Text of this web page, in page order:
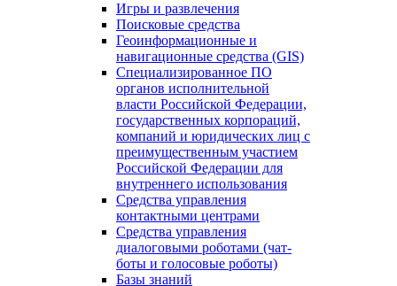
Игры и развлечения
Поисковые средства
Геоинформационные и
навигационные средства (GIS)
Специализированное ПО
органов исполнительной
власти Российской Федерации,
государственных корпораций,
компаний и юридических лиц с
преимущественным участием
Российской Федерации для
внутреннего использования
Средства управления
контактными центрами
Средства управления
диалоговыми роботами (чат-
боты и голосовые роботы)
Базы знаний